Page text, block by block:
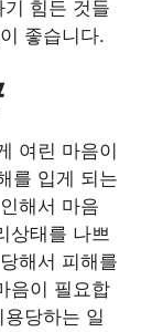
힘든 것들
좋습니다.
여린 마음이
를 입게 되는
해서 마음
상태를 나쁘
해서 피해를
음이 필요합
당하는 일